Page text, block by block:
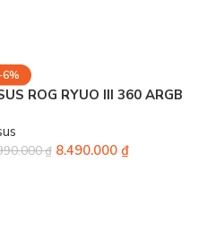
ROG RYUO III 360 ARGB
₫ 8.490.000 ₫